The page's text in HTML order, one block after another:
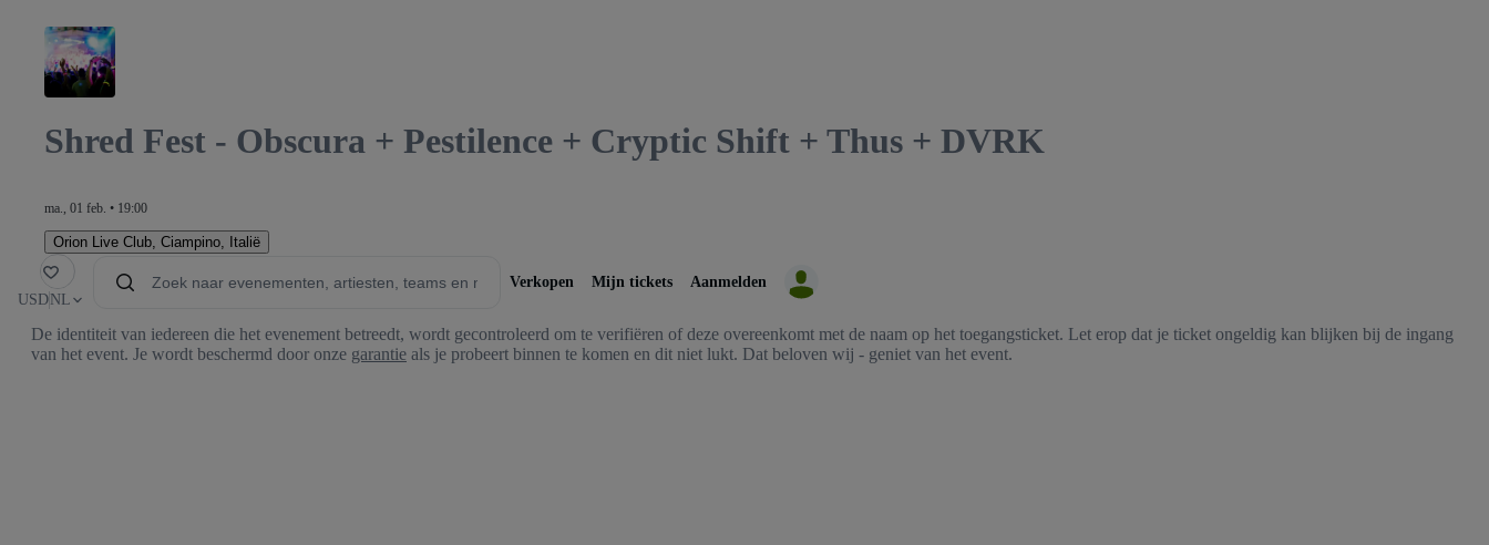
Shred Fest - Obscura + Pestilence + Cryptic Shift + Thus + DVRK
ma., 01 feb. • 19:00
Orion Live Club Ciampino, Italië
USD NL
Verkopen Mijn tickets Aanmelden
De identiteit van iedereen die het evenement betreedt, wordt gecontroleerd om te verifiëren of deze overeenkomt met de naam op het toegangsticket. Let erop dat je ticket ongeldig kan blijken bij de ingang
van het event. Je wordt beschermd door onze garantie als je probeert binnen te komen en dit niet lukt. Dat beloven wij - geniet van het event.